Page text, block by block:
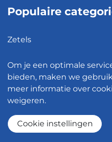
Populaire
Zetels
Hanglampen
Bureaustoelen
Om je een optimale
bieden, maken we
meer informatie over
weigeren.
Cookie instellingen